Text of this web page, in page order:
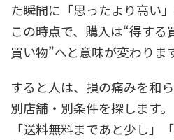
た瞬間に「思ったより高い
この時点で、購入は“得する
買い物”へと意味が変わりま
すると人は、損の痛みを和
別店舗・別条件を探します。
「送料無料まであと少し」